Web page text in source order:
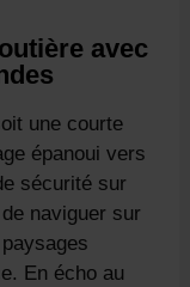
avec
une courte
épanoui vers
sécurité sur
naviguer sur
En écho au